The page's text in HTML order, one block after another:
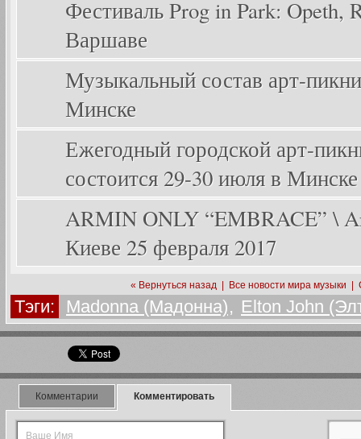
Фестиваль Prog in Park: Opeth,
Варшаве
Музыкальный состав арт-
Минске
Ежегодный городской арт-
состоится 29-30 июля в Минске
ARMIN ONLY “EMBRACE” \
Киеве 25 февраля 2017
« Вернуться назад Все новости мира музыки
Тэги: Madonna (Мадонна), Elton John
Комментарии Комментировать